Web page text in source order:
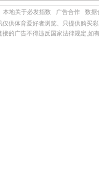
本地关于必发指数 广告合作
数据
供体育爱好者浏览、只提供购买
的广告不得违反国家法律规定,